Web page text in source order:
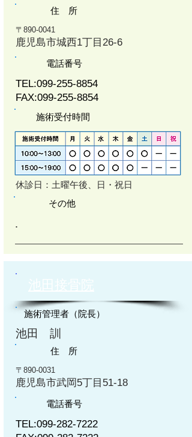
住 所
〒890-0041
鹿児島市城西1丁目26-6
電話番号
TEL:099-255-8854
FAX:099-255-8854
施術受付時間
休診日：土曜午後、日・祝日
その他
​.
池田接骨院
施術管理者（院長）
池田 訓
住 所
〒890-0031
鹿児島市武岡5丁目51-18
電話番号
TEL:099-282-7222